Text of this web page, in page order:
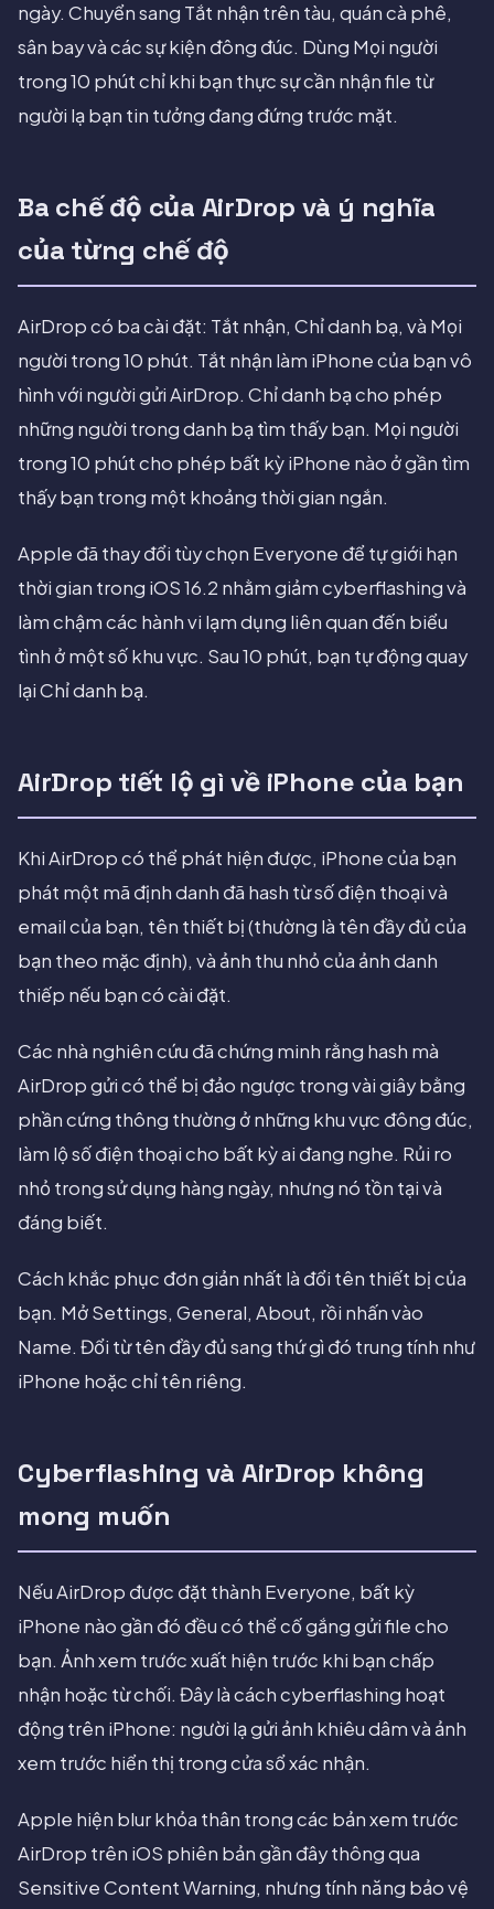
ngày. Chuyển sang Tắt nhận trên tàu, quán cà phê,
sân bay và các sự kiện đông đúc. Dùng Mọi người
trong 10 phút chỉ khi bạn thực sự cần nhận file từ
người lạ bạn tin tưởng đang đứng trước mặt.
Ba chế độ của AirDrop và ý nghĩa
của từng chế độ
AirDrop có ba cài đặt: Tắt nhận, Chỉ danh bạ, và Mọi
người trong 10 phút. Tắt nhận làm iPhone của bạn vô
hình với người gửi AirDrop. Chỉ danh bạ cho phép
những người trong danh bạ tìm thấy bạn. Mọi người
trong 10 phút cho phép bất kỳ iPhone nào ở gần tìm
thấy bạn trong một khoảng thời gian ngắn.
Apple đã thay đổi tùy chọn Everyone để tự giới hạn
thời gian trong iOS 16.2 nhằm giảm cyberflashing và
làm chậm các hành vi lạm dụng liên quan đến biểu
tình ở một số khu vực. Sau 10 phút, bạn tự động quay
lại Chỉ danh bạ.
AirDrop tiết lộ gì về iPhone của bạn
Khi AirDrop có thể phát hiện được, iPhone của bạn
phát một mã định danh đã hash từ số điện thoại và
email của bạn, tên thiết bị (thường là tên đầy đủ của
bạn theo mặc định), và ảnh thu nhỏ của ảnh danh
thiếp nếu bạn có cài đặt.
Các nhà nghiên cứu đã chứng minh rằng hash mà
AirDrop gửi có thể bị đảo ngược trong vài giây bằng
phần cứng thông thường ở những khu vực đông đúc,
làm lộ số điện thoại cho bất kỳ ai đang nghe. Rủi ro
nhỏ trong sử dụng hàng ngày, nhưng nó tồn tại và
đáng biết.
Cách khắc phục đơn giản nhất là đổi tên thiết bị của
bạn. Mở Settings, General, About, rồi nhấn vào
Name. Đổi từ tên đầy đủ sang thứ gì đó trung tính như
iPhone hoặc chỉ tên riêng.
Cyberflashing và AirDrop không
mong muốn
Nếu AirDrop được đặt thành Everyone, bất kỳ
iPhone nào gần đó đều có thể cố gắng gửi file cho
bạn. Ảnh xem trước xuất hiện trước khi bạn chấp
nhận hoặc từ chối. Đây là cách cyberflashing hoạt
động trên iPhone: người lạ gửi ảnh khiêu dâm và ảnh
xem trước hiển thị trong cửa sổ xác nhận.
Apple hiện blur khỏa thân trong các bản xem trước
AirDrop trên iOS phiên bản gần đây thông qua
Sensitive Content Warning, nhưng tính năng bảo vệ